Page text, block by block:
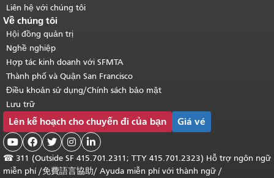
Liên hệ với chúng tôi
Về chúng tôi
Hội đồng quản trị
Nghề nghiệp
Hợp tác kinh doanh với SFMTA
Thành phố và Quận San Francisco
Điều khoản sử dụng/Chính sách bảo mật
Lưu trữ
Lên kế hoạch cho chuyến đi của bạn Giá vé
    
☎ 311 (Outside SF 415.701.2311; TTY 415.701.2323) Hỗ trợ ngôn ngữ
miễn phí /免費語言協助/ Ayuda miễn phí với thành ngữ /